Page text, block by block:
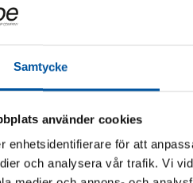
Samtycke
använder cookies
enhetsidentifierare för att
och analysera vår trafik. Vi